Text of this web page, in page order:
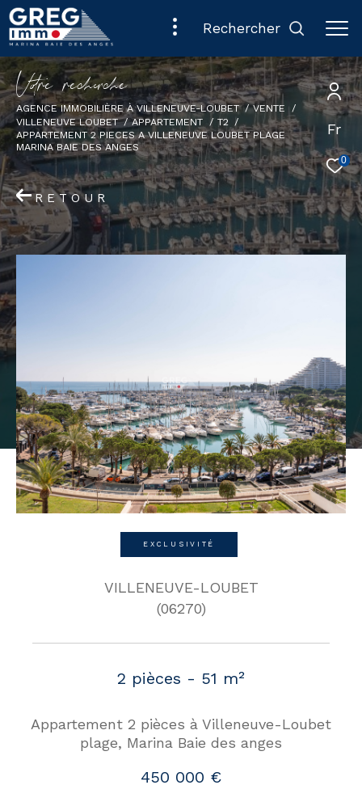
Fr
0
rechercher
Vore recece
AGENCE IMMOBILIÈRE À VILLENEUVE-LOUBET
VENTE
VILLENEUVE LOUBET
APPARTEMENT
T2
APPARTEMENT 2 PIECES A VILLENEUVE LOUBET PLAGE
MARINA BAIE DES ANGES
RETOUR
EXCLUSIVITÉ
VILLENEUVE-LOUBET
(06270)
2 pièces - 51 m²
Appartement 2 pièces à Villeneuve-Loubet
plage, Marina Baie des anges
450 000 €